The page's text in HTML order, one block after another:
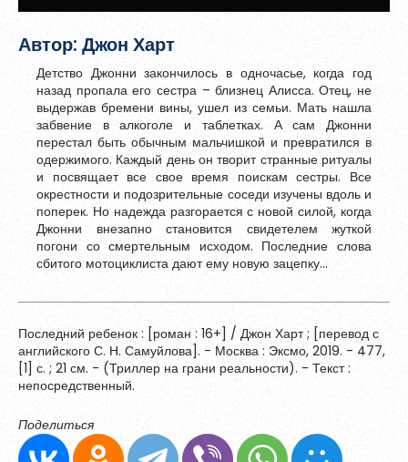
Автор: Джон Харт
Детство Джонни закончилось в одночасье, когда год
назад пропала его сестра – близнец Алисса. Отец, не
выдержав бремени вины, ушел из семьи. Мать нашла
забвение в алкоголе и таблетках. А сам Джонни
перестал быть обычным мальчишкой и превратился в
одержимого. Каждый день он творит странные ритуалы
и посвящает все свое время поискам сестры. Все
окрестности и подозрительные соседи изучены вдоль и
поперек. Но надежда разгорается с новой силой, когда
Джонни внезапно становится свидетелем жуткой
погони со смертельным исходом. Последние слова
сбитого мотоциклиста дают ему новую зацепку…
Последний ребенок : [роман : 16+] / Джон Харт ; [перевод с
английского С. Н. Самуйлова]. - Москва : Эксмо, 2019. - 477,
[1] с. ; 21 см. - (Триллер на грани реальности). - Текст :
непосредственный.
Поделиться
Пароль должен быть минимум 6 символов и содержать хотя
и один специальный символ.
Обновить
Я согласен на обработкуперсональных данных
Я согласен справилами использования материалов,
размещённых на портале.
Уже зарегистрированы?Войти